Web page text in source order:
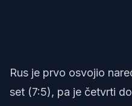
Rus je prvo osvojio
set (7:5), pa je četvrti